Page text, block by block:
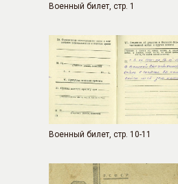
Военный билет, стр. 1
Военный билет, стр. 10-11